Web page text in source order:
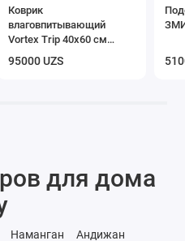
Коврик
влаговпитывающий
Vortex Trip 40х60 см
95000 UZS
для дома
Наманган
Андижан